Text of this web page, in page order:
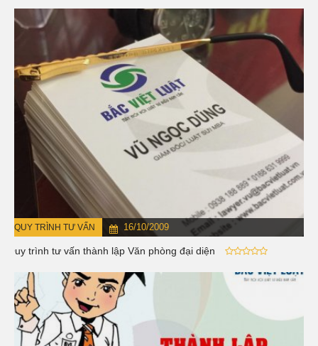
QUY TRÌNH TƯ VẤN 16/10/2009
Quy trình tư vấn thành lập Văn phòng đại diện